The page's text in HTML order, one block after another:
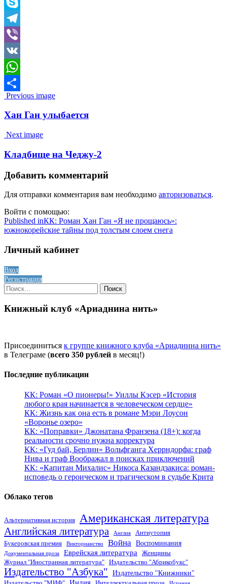
Skype
Telegram
Viber
VK
WhatsApp
Отправить
Image
navigation
Previous image
Хан Ган улыбается
Next image
Кладбище на Чеджу-2
Добавить комментарий
Для отправки комментария вам необходимо авторизоваться.
Войти с помощью:
Навигация
по
записям
Published inКК: Роман Хан Ган «Я не прощаюсь»:
южнокорейские тайны под толстым слоем снега
Личный кабинет
Вход
Регистрация
Найти:
Книжный клуб «Ариаднина нить»
Присоединиться к группе книжного клуба «Ариаднина нить»
в Телеграме (всего 350 рублей в месяц!)
Последние публикации
КК: Роман «О пионеры!» Уиллы Кэсер «История
любого края начинается в человеческом сердце»
КК: Жизнь как она есть в романе Мэри Лоусон
«Воронье озеро»
КК: «Поправки» Джонатана Франзена (18+): когда
реальности срочно нужна корректура
КК: «Гуд бай, Берлин» Вольфганга Херрндорфа: граф
Нива и граф Воображал в поисках приключений
КК: «Капитан Михалис» Никоса Казандзакиса: роман-
исповедь о героическом и трагическом в судьбе Крита
Облако тегов
Альтернативная история Американская литература
Английская литература Англия
Антиутопия
Букеровская премия
Викторианство Война Воспоминания
Документальная проза Еврейская литература
Женщины
Журнал "Иностранная литература"
Издательство "Абрикобукс"
Издательство "Азбука" Издательство "Книжники"